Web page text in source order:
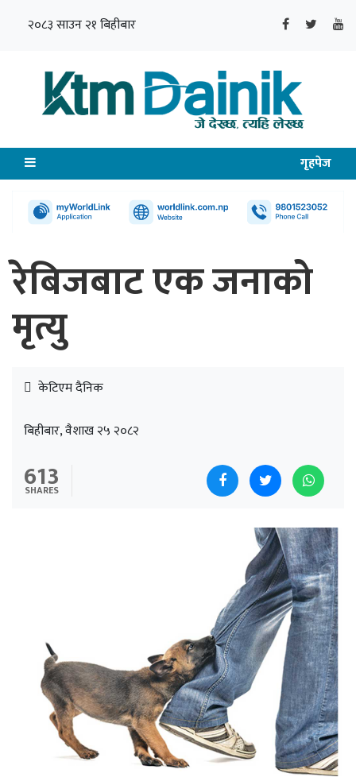
२०८३ साउन २१ बिहीबार
गृहपेज
रेबिजबाट एक जनाको
मृत्यु
केटिएम दैनिक
बिहीबार, वैशाख २५ २०८२
613
SHARES